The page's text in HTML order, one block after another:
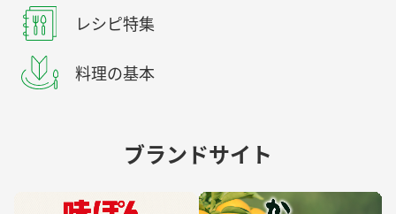
レシピ特集
料理の基本
ブランドサイト